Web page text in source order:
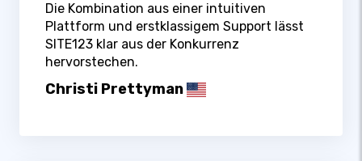
Die Kombination aus einer intuitiven
Plattform und erstklassigem Support lässt
SITE123 klar aus der Konkurrenz
hervorstechen.
Christi Prettyman